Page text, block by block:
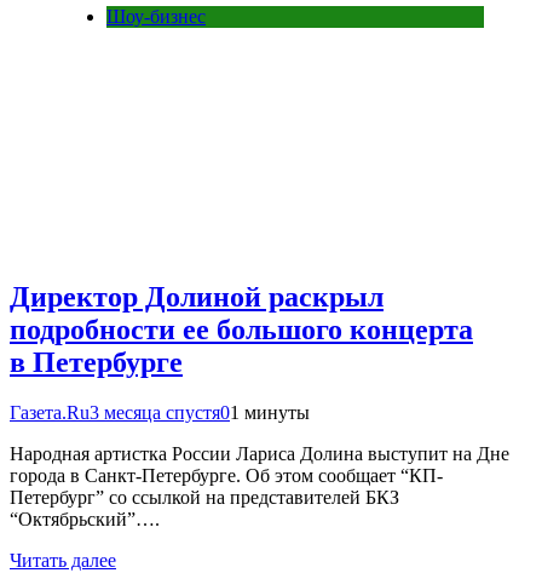
Шоу-бизнес
Директор Долиной раскрыл
подробности ее большого концерта
в Петербурге
Газета.Ru3 месяца спустя01 минуты
Народная артистка России Лариса Долина выступит на Дне
города в Санкт-Петербурге. Об этом сообщает “КП-
Петербург” со ссылкой на представителей БКЗ
“Октябрьский”….
Читать далее